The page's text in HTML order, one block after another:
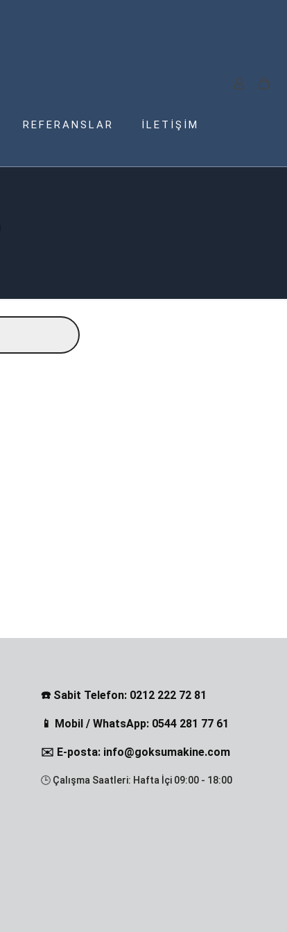
REFERANSLAR İLETİŞİM
☎️ Sabit Telefon: 0212 222 72 81
📱 Mobil / WhatsApp: 0544 281 77 61
✉️ E-posta: info@goksumakine.com
🕒 Çalışma Saatleri: Hafta İçi 09:00 - 18:00